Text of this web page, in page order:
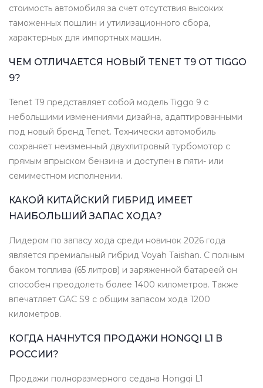
стоимость автомобиля за счет отсутствия высоких
таможенных пошлин и утилизационного сбора,
характерных для импортных машин.
ЧЕМ ОТЛИЧАЕТСЯ НОВЫЙ TENET T9 ОТ TIGGO
9?
Tenet T9 представляет собой модель Tiggo 9 с
небольшими изменениями дизайна, адаптированными
под новый бренд Tenet. Технически автомобиль
сохраняет неизменный двухлитровый турбомотор с
прямым впрыском бензина и доступен в пяти- или
семиместном исполнении.
КАКОЙ КИТАЙСКИЙ ГИБРИД ИМЕЕТ
НАИБОЛЬШИЙ ЗАПАС ХОДА?
Лидером по запасу хода среди новинок 2026 года
является премиальный гибрид Voyah Taishan. С полным
баком топлива (65 литров) и заряженной батареей он
способен преодолеть более 1400 километров. Также
впечатляет GAC S9 с общим запасом хода 1200
километров.
КОГДА НАЧНУТСЯ ПРОДАЖИ HONGQI L1 В
РОССИИ?
Продажи полноразмерного седана Hongqi L1